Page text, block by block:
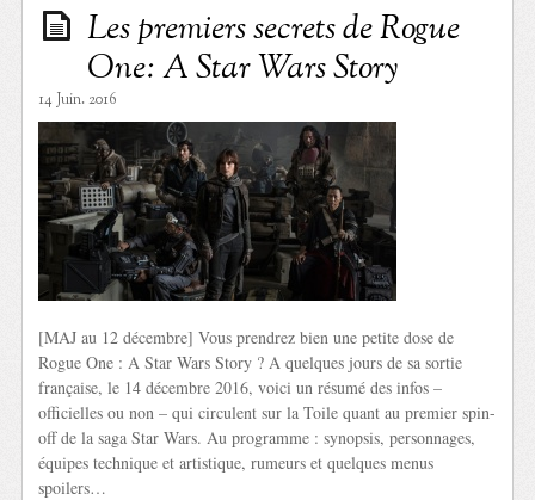
Les premiers secrets de Rogue
One: A Star Wars Story
14 Juin. 2016
[MAJ au 12 décembre] Vous prendrez bien une petite dose de
Rogue One : A Star Wars Story ? A quelques jours de sa sortie
française, le 14 décembre 2016, voici un résumé des infos –
officielles ou non – qui circulent sur la Toile quant au premier spin-
off de la saga Star Wars. Au programme : synopsis, personnages,
équipes technique et artistique, rumeurs et quelques menus
spoilers…